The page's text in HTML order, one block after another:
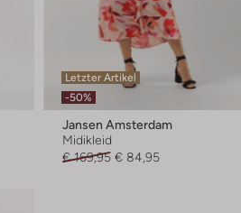
Letzter Artikel
-50%
Jansen Amsterdam
Midikleid
€ 169,95 € 84,95